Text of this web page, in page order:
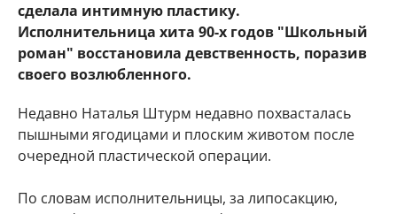
сделала интимную пластику.
Исполнительница хита 90-х годов "Школьный
роман" восстановила девственность, поразив
своего возлюбленного.
Недавно Наталья Штурм недавно похвасталась
пышными ягодицами и плоским животом после
очередной пластической операции.
По словам исполнительницы, за липосакцию,